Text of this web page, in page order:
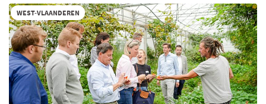
WEST-VLAANDEREN